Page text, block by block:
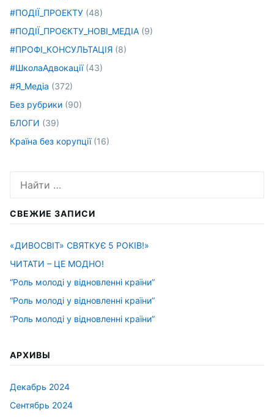
#ПОДІЇ_ПРОЕКТУ (48)
#ПОДІЇ_ПРОЄКТУ_НОВІ_МЕДІА (9)
#ПРОФІ_КОНСУЛЬТАЦІЯ (8)
#ШколаАдвокації(43)
#Я_Медіа (372)
Без рубрики (90)
БЛОГИ (39)
Країна без корупції(16)
СВЕЖИЕ ЗАПИСИ
«ДИВОСВІТ» СВЯТКУЄ 5 РОКІВ!»
ЧИТАТИ – ЦЕ МОДНО!
“Роль молоді у відновленні країни”
“Роль молоді у відновленні країни”
“Роль молоді у відновленні країни”
АРХИВЫ
Декабрь 2024
Сентябрь 2024